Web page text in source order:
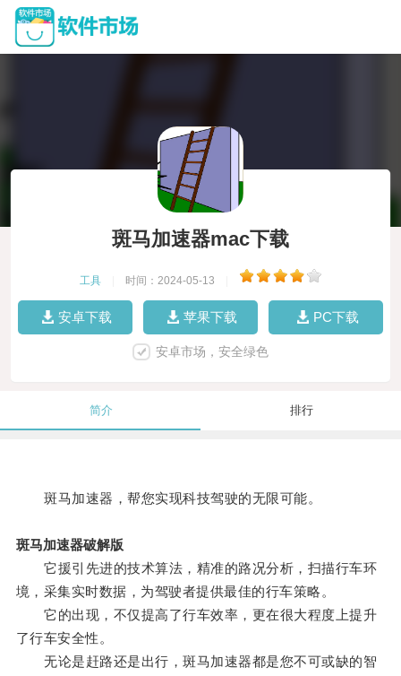
斑马加速器mac下载
工具 时间：2024-05-13
安卓下载 苹果下载 PC下载
安卓市场，安全绿色
简介 排行
斑马加速器，帮您实现科技驾驶的无限可能。
斑马加速器破解版
它援引先进的技术算法，精准的路况分析，扫描行车环
境，采集实时数据，为驾驶者提供最佳的行车策略。
它的出现，不仅提高了行车效率，更在很大程度上提升
了行车安全性。
无论是赶路还是出行，斑马加速器都是您不可或缺的智